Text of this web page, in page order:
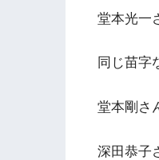
堂本光一
同じ苗字
堂本剛さ
深田恭子